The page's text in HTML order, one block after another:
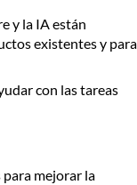
y la IA están
existentes y para
con las tareas
mejorar la